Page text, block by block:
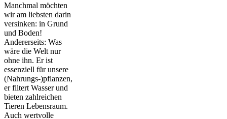
Manchmal möchten
wir am liebsten darin
versinken: in Grund
und Boden!
Andererseits: Was
wäre die Welt nur
ohne ihn. Er ist
essenziell für unsere
(Nahrungs-)pflanzen,
er filtert Wasser und
bieten zahlreichen
Tieren Lebensraum.
Auch wertvolle